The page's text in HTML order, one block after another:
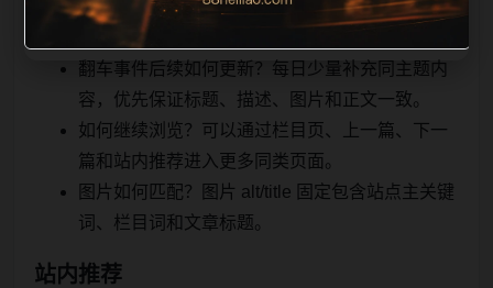
验、相关推荐和加载速度。
翻车事件后续如何更新？每日少量补充同主题内
容，优先保证标题、描述、图片和正文一致。
如何继续浏览？可以通过栏目页、上一篇、下一
篇和站内推荐进入更多同类页面。
图片如何匹配？图片 alt/title 固定包含站点主关键
词、栏目词和文章标题。
站内推荐